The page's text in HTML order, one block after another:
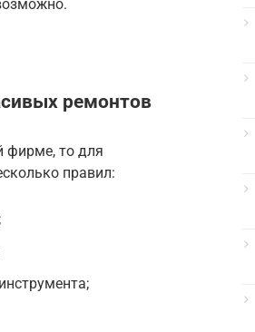
ремонтов
фирме, то для
правил: